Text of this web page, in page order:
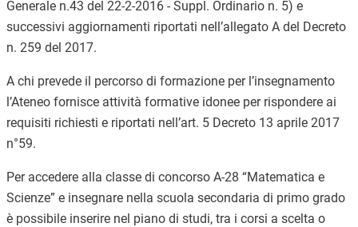
Generale n.43 del 22-2-2016 - Suppl. Ordinario n. 5) e
successivi aggiornamenti riportati nell’allegato A del Decreto
n. 259 del 2017.
A chi prevede il percorso di formazione per l’insegnamento
l’Ateneo fornisce attività formative idonee per rispondere ai
requisiti richiesti e riportati nell’art. 5 Decreto 13 aprile 2017
n°59.
Per accedere alla classe di concorso A-28 “Matematica e
Scienze” e insegnare nella scuola secondaria di primo grado
è possibile inserire nel piano di studi, tra i corsi a scelta o